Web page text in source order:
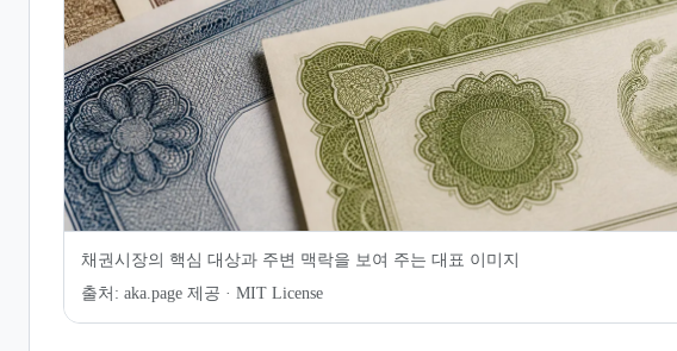
채권시장의 핵심 대상과 주변 맥락을 보여 주는 대표 이미지
출처: aka.page 제공 · MIT License